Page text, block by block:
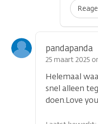
pandapanda
25 maart 2025
Helemaal
snel alleen
doen.Love